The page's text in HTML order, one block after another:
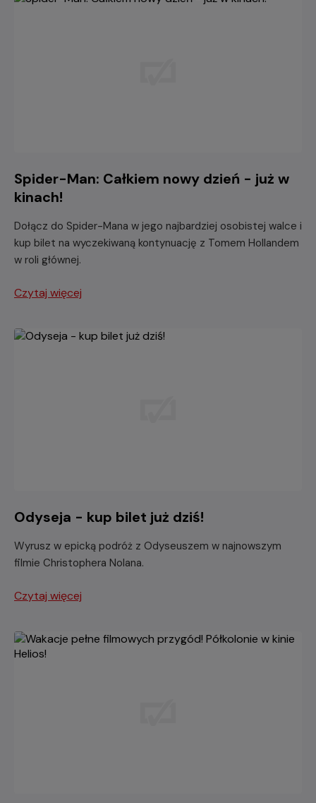
Spider-Man: Całkiem nowy dzień - już w
kinach!
Dołącz do Spider-Mana w jego najbardziej osobistej walce i
kup bilet na wyczekiwaną kontynuację z Tomem Hollandem
w roli głównej.
Czytaj więcej
Odyseja - kup bilet już dziś!
Wyrusz w epicką podróż z Odyseuszem w najnowszym
filmie Christophera Nolana.
Czytaj więcej